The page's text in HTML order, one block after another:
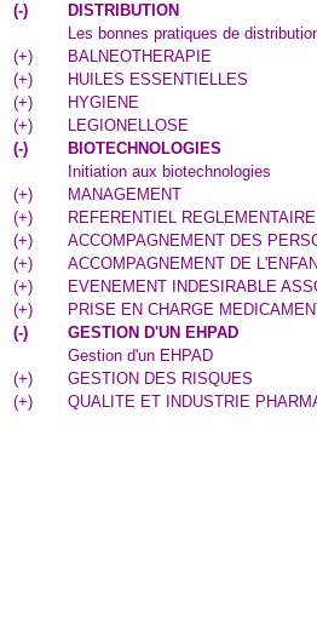
(-)
DISTRIBUTION
Les bonnes pratiques de
(+)
BALNEOTHERAPIE
(+)
HUILES ESSENTIELLES
(+)
HYGIENE
(+)
LEGIONELLOSE
(-)
BIOTECHNOLOGIES
Initiation aux biotechnologies
(+)
MANAGEMENT
(+)
REFERENTIEL REGLEMENTAIRE
(+)
ACCOMPAGNEMENT DES
(+)
ACCOMPAGNEMENT DE
(+)
EVENEMENT INDESIRABLE
(+)
PRISE EN CHARGE
(-)
GESTION D'UN EHPAD
Gestion d'un EHPAD
(+)
GESTION DES RISQUES
(+) QUALITE ET INDUSTRIE